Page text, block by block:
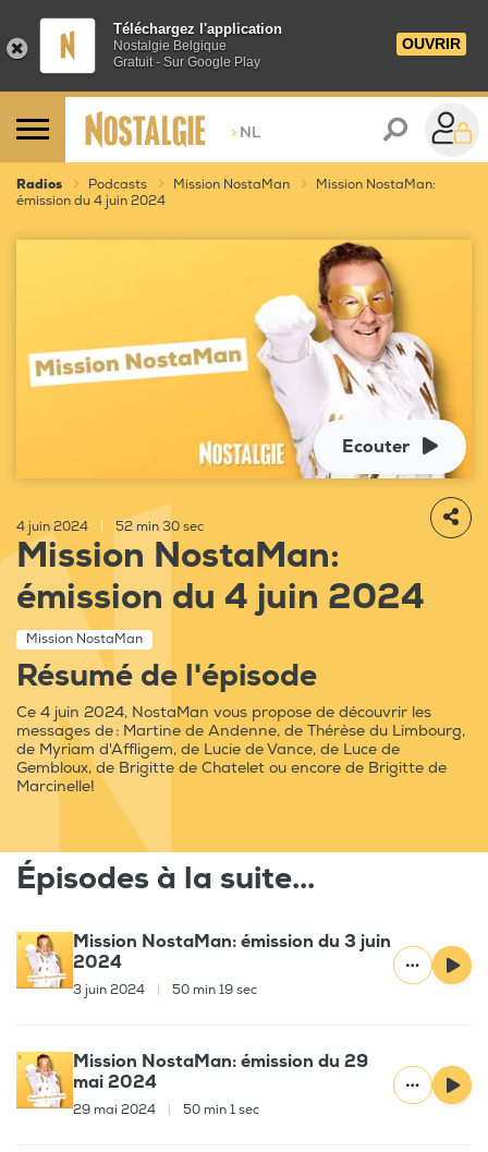
Téléchargez l'application
Nostalgie Belgique
Gratuit - Sur Google Play
OUVRIR
> NL
Radios Podcasts Mission NostaMan
Mission NostaMan:
émission du 4 juin 2024
Ecouter
4 juin 2024 52 min 30 sec
Mission NostaMan:
émission du 4 juin 2024
Mission NostaMan
Résumé de l'épisode
Ce 4 juin 2024, NostaMan vous propose de découvrir les
messages de : Martine de Andenne, de Thérèse du Limbourg,
de Myriam d'Affligem, de Lucie de Vance, de Luce de
Gembloux, de Brigitte de Chatelet ou encore de Brigitte de
Marcinelle!
Épisodes à la suite...
Mission NostaMan: émission du 3 juin
2024
3 juin 2024 50 min 19 sec
Mission NostaMan: émission du 29
mai 2024
29 mai 2024 50 min 1 sec